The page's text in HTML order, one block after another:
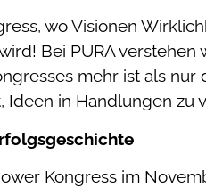
wo Visionen
Bei PURA verstehen
mehr ist als nur
Ideen in Handlungen zu
Kongress im